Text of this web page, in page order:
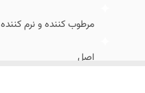
مرطوب کننده و نرم کننده
اصل